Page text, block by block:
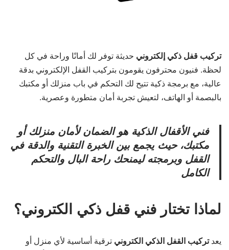
تركيب قفل ذكي إلكتروني حديثة توفر لك أمانًا وراحة في كل
لحظة. فنيون محترفون يقومون بتركيب القفل الإلكتروني بدقة
عالية، مع برمجة ذكية تتيح لك التحكم في باب منزلك أو مكتبك
بالبصمة أو الهاتف، لتعيش تجربة أمان متطورة وعصرية.
فني الأقفال الذكية هو الضمان لأمان منزلك أو
مكتبك، حيث يجمع بين الخبرة التقنية والدقة في
القفل وبرمجته ليمنحك راحة البال والتحكم
الكامل
لماذا تختار فني قفل ذكي الكتروني؟
يعدتركيب القفل الذكي الكتروني ترقية أساسية لأي منزل أو